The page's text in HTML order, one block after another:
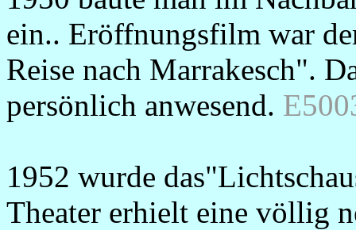
ein.. Eröffnungsfilm war
Reise nach Marrakesch".
persönlich anwesend.
1952 wurde
Theater erhielt eine völlig